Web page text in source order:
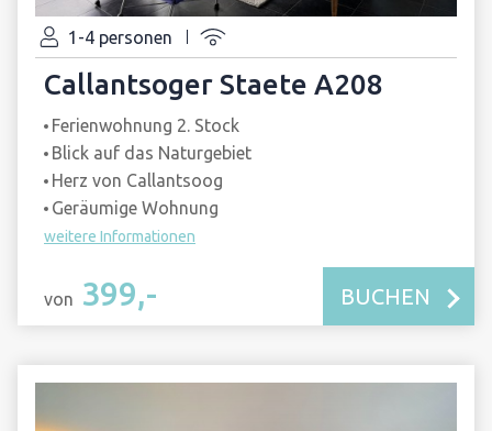
1-4 personen
Callantsoger Staete A208
Ferienwohnung 2. Stock
Blick auf das Naturgebiet
Herz von Callantsoog
Geräumige Wohnung
weitere Informationen
von 399,- BUCHEN